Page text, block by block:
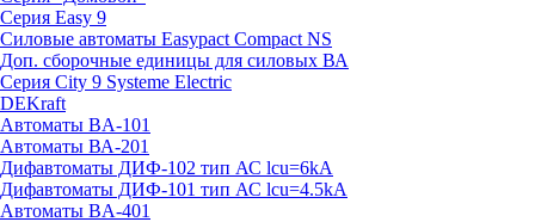
Серия Easy 9
Силовые автоматы Easypact Compact NS
Доп. сборочные единицы для силовых ВА
Серия City 9 Systeme Electric
DEKraft
Автоматы BA-101
Автоматы ВА-201
Дифавтоматы ДИФ-102 тип АС lcu=6kA
Дифавтоматы ДИФ-101 тип АС lcu=4.5kA
Автоматы BA-401